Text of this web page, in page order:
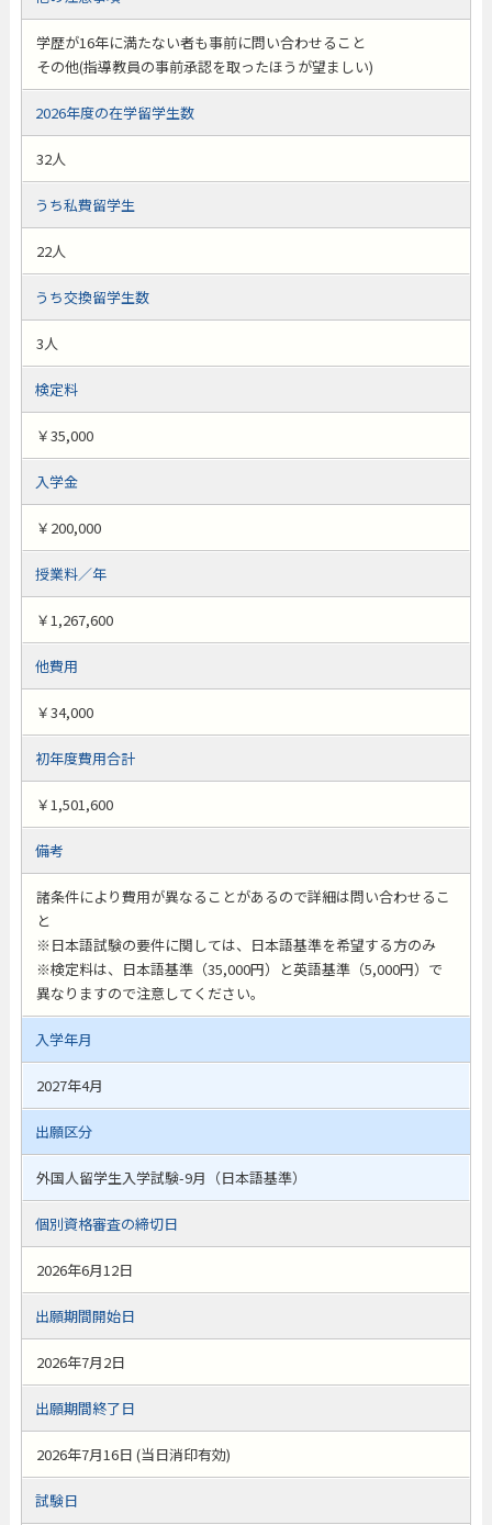
学歴が16年に満たない者も事前に問い合わせること
その他(指導教員の事前承認を取ったほうが望ましい)
2026年度の在学留学生数
32人
うち私費留学生
22人
うち交換留学生数
3人
検定料
￥35,000
入学金
￥200,000
授業料／年
￥1,267,600
他費用
￥34,000
初年度費用合計
￥1,501,600
備考
諸条件により費用が異なることがあるので詳細は問い合わせるこ
と
※日本語試験の要件に関しては、日本語基準を希望する方のみ
※検定料は、日本語基準（35,000円）と英語基準（5,000円）で
異なりますので注意してください。
入学年月
2027年4月
出願区分
外国人留学生入学試験-9月（日本語基準）
個別資格審査の締切日
2026年6月12日
出願期間開始日
2026年7月2日
出願期間終了日
2026年7月16日 (当日消印有効)
試験日